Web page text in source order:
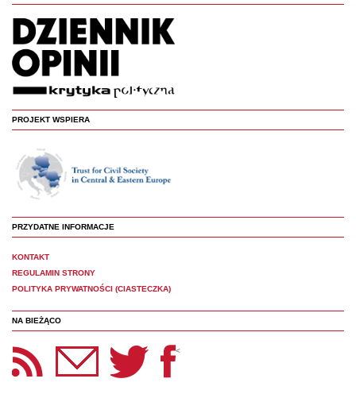
PROJEKT WSPIERA
PRZYDATNE INFORMACJE
KONTAKT
REGULAMIN STRONY
POLITYKA PRYWATNOŚCI (CIASTECZKA)
NA BIEŻĄCO
Panoptyka Facebook <